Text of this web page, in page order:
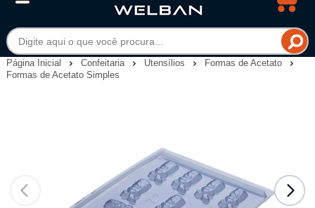
Página Inicial Confeitaria Utensílios
Formas de Acetato
Formas de Acetato Simples